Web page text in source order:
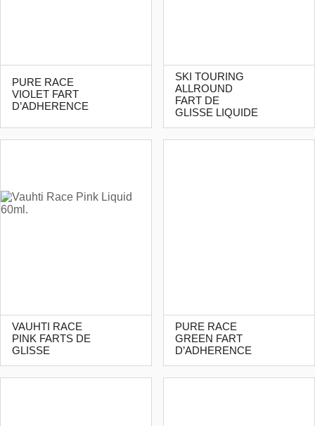
PURE RACE
VIOLET FART
D’ADHERENCE
SKI TOURING
ALLROUND
FART DE
GLISSE LIQUIDE
VAUHTI RACE
PINK FARTS DE
GLISSE
PURE RACE
GREEN FART
D’ADHERENCE